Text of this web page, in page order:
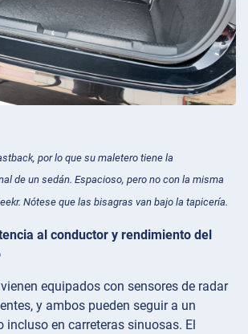
por lo que su maletero tiene la
de un sedán. Espacioso, pero no con la misma
Nótese que las bisagras van bajo la tapicería.
al conductor y rendimiento del
equipados con sensores de radar
y ambos pueden seguir a un
incluso en carreteras sinuosas. El